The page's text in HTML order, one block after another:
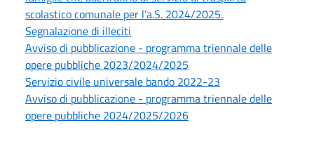
scolastico comunale per l’a.S. 2024/2025.
Segnalazione di illeciti
Avviso di pubblicazione - programma triennale delle
opere pubbliche 2023/2024/2025
Servizio civile universale bando 2022-23
Avviso di pubblicazione - programma triennale delle
opere pubbliche 2024/2025/2026